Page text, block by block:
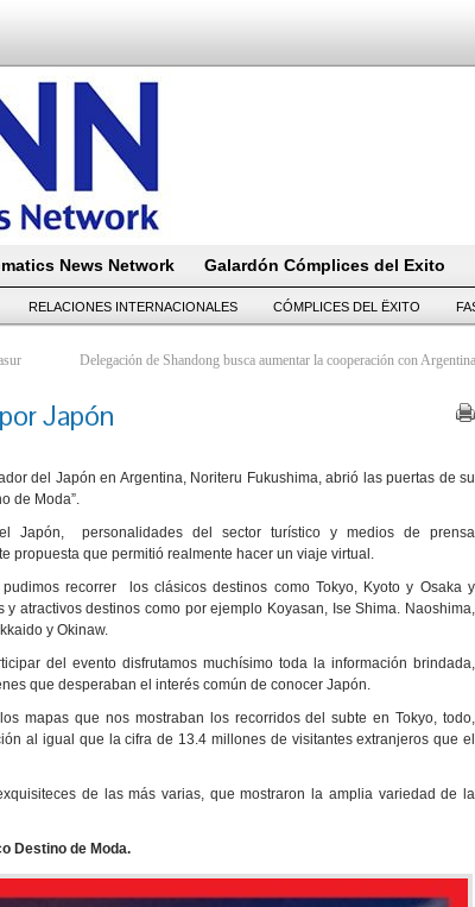
News Network Galardón Cómplices del Exito
RELACIONES INTERNACIONALES CÓMPLICES DEL ËXITO
Delegación de Shandong busca aumentar la cooperación con Argentina
Japón
del Japón en Argentina, Noriteru Fukushima, abrió las puertas de su
de Moda”.
Japón, personalidades del sector turístico y medios de prensa
propuesta que permitió realmente hacer un viaje virtual.
recorrer los clásicos destinos como Tokyo, Kyoto y Osaka y
atractivos destinos como por ejemplo Koyasan, Ise Shima. Naoshima,
y Okinaw.
del evento disfrutamos muchísimo toda la información brindada,
que desperaban el interés común de conocer Japón.
mapas que nos mostraban los recorridos del subte en Tokyo, todo,
al igual que la cifra de 13.4 millones de visitantes extranjeros que el
de las más varias, que mostraron la amplia variedad de la
Destino de Moda.